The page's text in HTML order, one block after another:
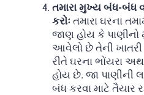
તમારા મુખ્ય બંધ-
કરોઃ તમારા ઘરના
જાણ હોય કે
આવેલો છે તેની ખાતરી
રીતે ઘરના ભોંયરા
હોય છે. જા પાણીની
બંધ કરવા માટે તૈયાર